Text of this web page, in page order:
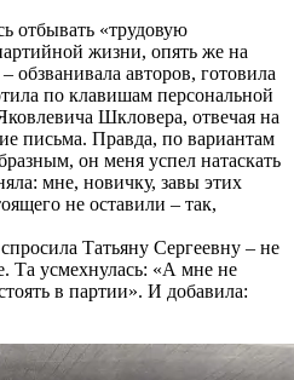
отбывать «трудовую
жизни, опять же на
обзванивала авторов, готовила
по клавишам персональной
Шкловера, отвечая на
письма. Правда, по вариантам
он меня успел натаскать
мне, новичку, завы этих
не оставили – так,
Татьяну Сергеевну – не
Та усмехнулась: «А мне не
в партии». И добавила: